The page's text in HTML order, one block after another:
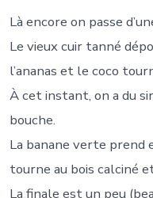
Là encore on passe
Le vieux cuir tanné
l’ananas et le coco
À cet instant, on a du
bouche.
La banane verte prend
tourne au bois calciné
La finale est un peu